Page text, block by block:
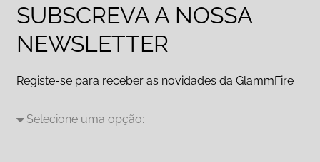
SUBSCREVA A NOSSA
NEWSLETTER
Registe-se para receber as novidades da GlammFire